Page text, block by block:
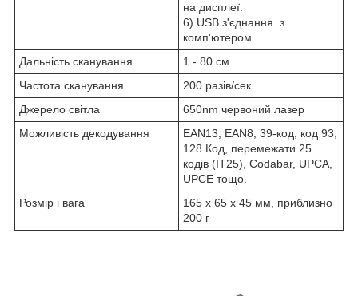
на дисплеї.
6) USB з'єднання з
комп'ютером.
Дальність сканування
1 - 80 см
Частота сканування
200 разів/сек
Джерело світла
650nm червоний лазер
Можливість декодування
EAN13, EAN8, 39-код, код 93,
128 Код, перемежати 25
кодів (IT25), Codabar, UPCA,
UPCE тощо.
Розмір і вага
165 х 65 х 45 мм, приблизно
200 г